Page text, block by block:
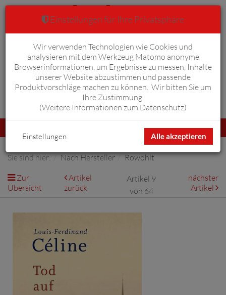
Anmelden Warenkorb 0
umschalten
Sie sind hier: Nach Hersteller
Rowohlt
Zur
Übersicht
Artikel
zurück
Artikel 9
von 64
nächster
Artikel
Einstellungen für Ihre Privatsphäre
Wir verwenden Technologien wie Cookies und
analysieren mit dem Werkzeug Matomo anonyme
Browserinformationen, um Ergebnisse zu messen, Inhalte
unserer Website abzustimmen und passende
Produktvorschläge machen zu können. Wir bitten Sie um
Ihre Zustimmung.
(Weitere Informationen zum Datenschutz)
Alle akzeptieren
Einstellungen